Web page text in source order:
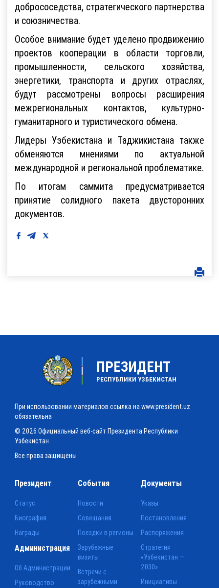
добрососедства, стратегического партнерства
и союзничества.
Особое внимание будет уделено продвижению
проектов кооперации в области торговли,
промышленности, сельского хозяйства,
энергетики, транспорта и других отраслях,
будут рассмотрены вопросы расширения
межрегиональных контактов, культурно-
гуманитарного и туристического обмена.
Лидеры Узбекистана и Таджикистана также
обменяются мнениями по актуальной
международной и региональной проблематике.
По итогам саммита предусматривается
принятие солидного пакета двусторонних
документов.
ПРЕЗИДЕНТ
РЕСПУБЛИКИ УЗБЕКИСТАН
При использовании материалов ссылка на www.president.uz
обязательна
© 2026 Официальный веб-сайт Президента Республики
Узбекистан
Все права защищены
Президент
Статус
Биография
Награды
События
Новости
Совещания
Поездки в регионы
Зарубежные
визиты
Встречи с
зарубежными
Документы
Указы
Постановления
Распоряжения
Стратегия
«Узбекистан —
2030»
Инициативы
Администрация
Об Администрации
Руководство